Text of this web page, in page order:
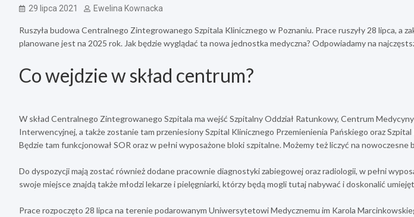
29 lipca 2021 Ewelina Kownacka
Ruszyła budowa Centralnego Zintegrowanego Szpitala Klinicznego w Poznaniu. Prace ruszyły 28 lipca, a
planowane jest na 2025 rok. Jak będzie wyglądać ta nowa jednostka medyczna? Odpowiadamy na
Co wejdzie w skład centrum?
W skład Centralnego Zintegrowanego Szpitala ma wejść Szpitalny Oddział Ratunkowy, Centrum
Interwencyjnej, a także zostanie tam przeniesiony Szpital Klinicznego Przemienienia Pańskiego oraz Szpital
Będzie tam funkcjonował SOR oraz w pełni wyposażone bloki szpitalne. Możemy też liczyć na nowoczesne
Do dyspozycji mają zostać również dodane pracownie diagnostyki zabiegowej oraz radiologii, w pełni
swoje miejsce znajdą także młodzi lekarze i pielęgniarki, którzy będą mogli tutaj nabywać i doskonalić
Prace rozpoczęto 28 lipca na terenie podarowanym Uniwersytetowi Medycznemu im Karola